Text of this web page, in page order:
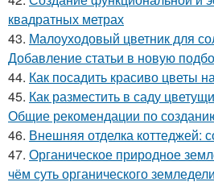
квадратных метрах
43. Малоуходовый цветник для
Добавление статьи в новую
44. Как посадить красиво цветы
45. Как разместить в саду
Общие рекомендации по
46. Внешняя отделка коттеджей:
47. Органическое природное
чём суть органического